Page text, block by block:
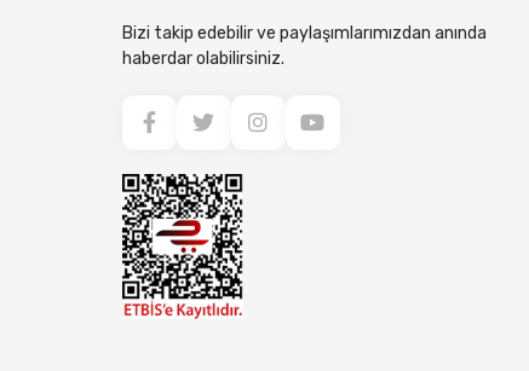
Bizi takip edebilir ve paylaşımlarımızdan anında
haberdar olabilirsiniz.